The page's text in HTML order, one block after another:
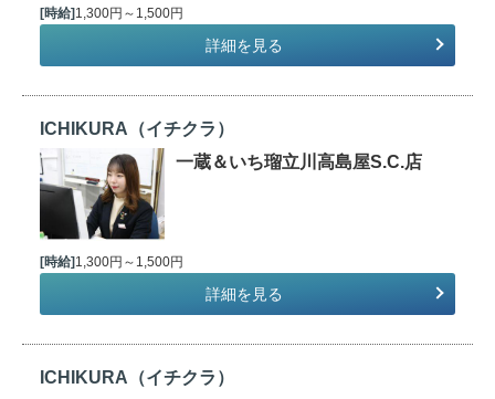
[時給] 1,300円～1,500円
詳細を見る
ICHIKURA（イチクラ）
一蔵＆いち瑠立川高島屋S.C.店
[時給] 1,300円～1,500円
詳細を見る
ICHIKURA（イチクラ）